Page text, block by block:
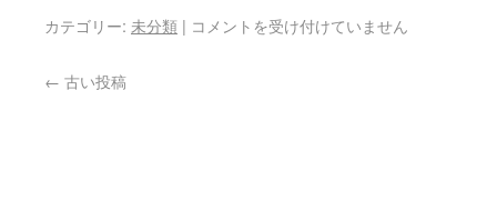
カテゴリー: 未分類 | コメントを受け付けていません
← 古い投稿